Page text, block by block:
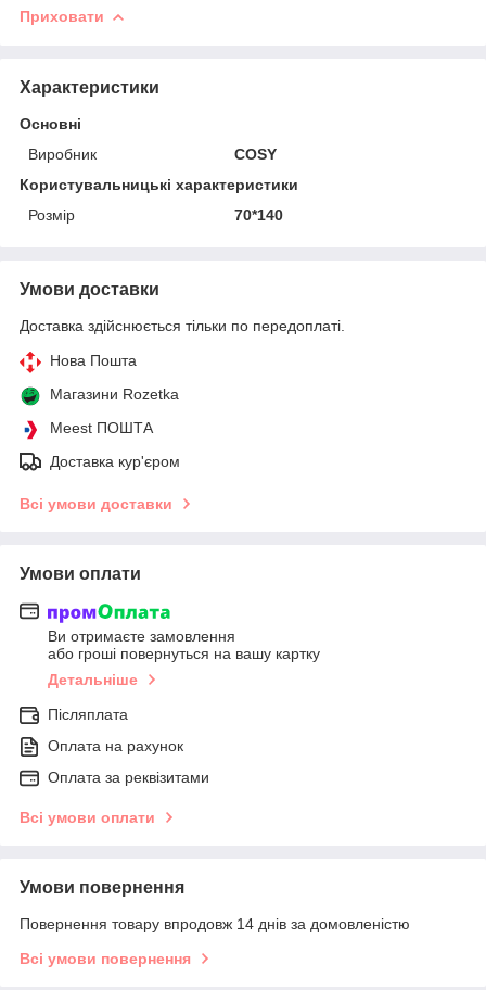
Приховати
Характеристики
Основні
Виробник
COSY
Користувальницькі характеристики
Розмір
70*140
Умови доставки
Доставка здійснюється тільки по передоплаті.
Нова Пошта
Магазини Rozetka
Meest ПОШТА
Доставка кур'єром
Всі умови доставки
Умови оплати
Ви отримаєте замовлення
або гроші повернуться на вашу картку
Детальніше
Післяплата
Оплата на рахунок
Оплата за реквізитами
Всі умови оплати
Умови повернення
Повернення товару впродовж 14 днів за домовленістю
Всі умови повернення